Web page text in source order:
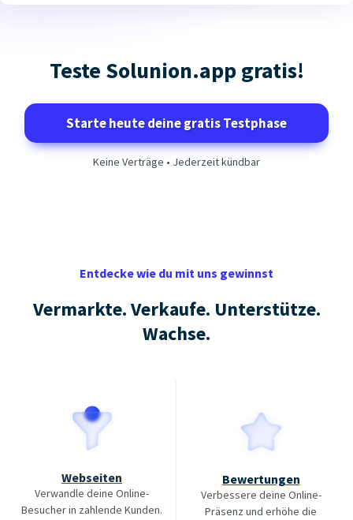
Teste Solunion.app gratis!
Starte heute deine gratis Testphase
Keine Verträge • Jederzeit kündbar
Entdecke wie du mit uns gewinnst
Vermarkte. Verkaufe. Unterstütze.
Wachse.
Webseiten
Verwandle deine Online-
Besucher in zahlende Kunden.
Bewertungen
Verbessere deine Online-
Präsenz und erhöhe die